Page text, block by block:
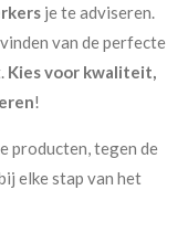
je te adviseren.
van de perfecte
Kies voor kwaliteit,
!
producten, tegen de
elke stap van het